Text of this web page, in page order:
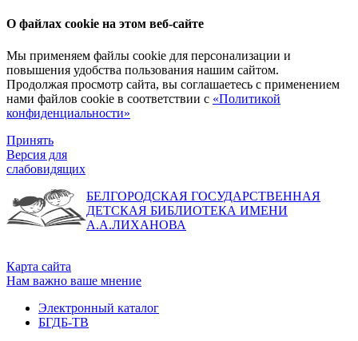
О файлах cookie на этом веб-сайте
Мы применяем файлы cookie для персонализации и
повышения удобства пользования нашим сайтом.
Продолжая просмотр сайта, вы соглашаетесь с применением
нами файлов cookie в соответствии с «Политикой
конфиденциальности»
Принять
Версия для
слабовидящих
БЕЛГОРОДСКАЯ ГОСУДАРСТВЕННАЯ
ДЕТСКАЯ БИБЛИОТЕКА ИМЕНИ
А.А.ЛИХАНОВА
Карта сайта
Нам важно ваше мнение
Электронный каталог
БГДБ-ТВ